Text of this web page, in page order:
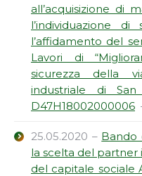
all’acquisizione di
l’individuazione
l’affidamento del
Lavori di
sicurezza della
industriale di
D47H18002000006
25.05.2020 – Bando
la scelta del partner
del capitale sociale